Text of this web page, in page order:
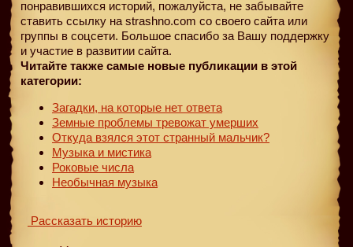
понравившихся историй, пожалуйста, не забывайте
ставить ссылку на strashno.com со своего сайта или
группы в соцсети. Большое спасибо за Вашу поддержку
и участие в развитии сайта.
Читайте также самые новые публикации в этой
категории:
Загадки, на которые нет ответа
Земные проблемы тревожат умерших
Откуда взялся этот странный мальчик?
Музыка и мистика
Роковые числа
Необычная музыка
Рассказать историю